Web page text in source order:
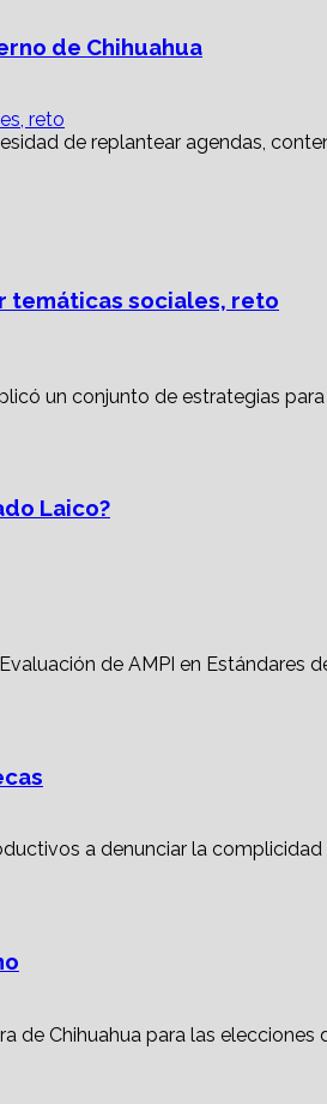
de Chihuahua
reto
temáticas sociales, reto
Laico?